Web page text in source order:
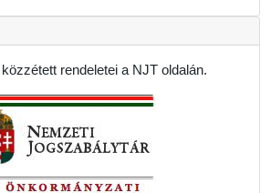
rendeletei a NJT oldalán.